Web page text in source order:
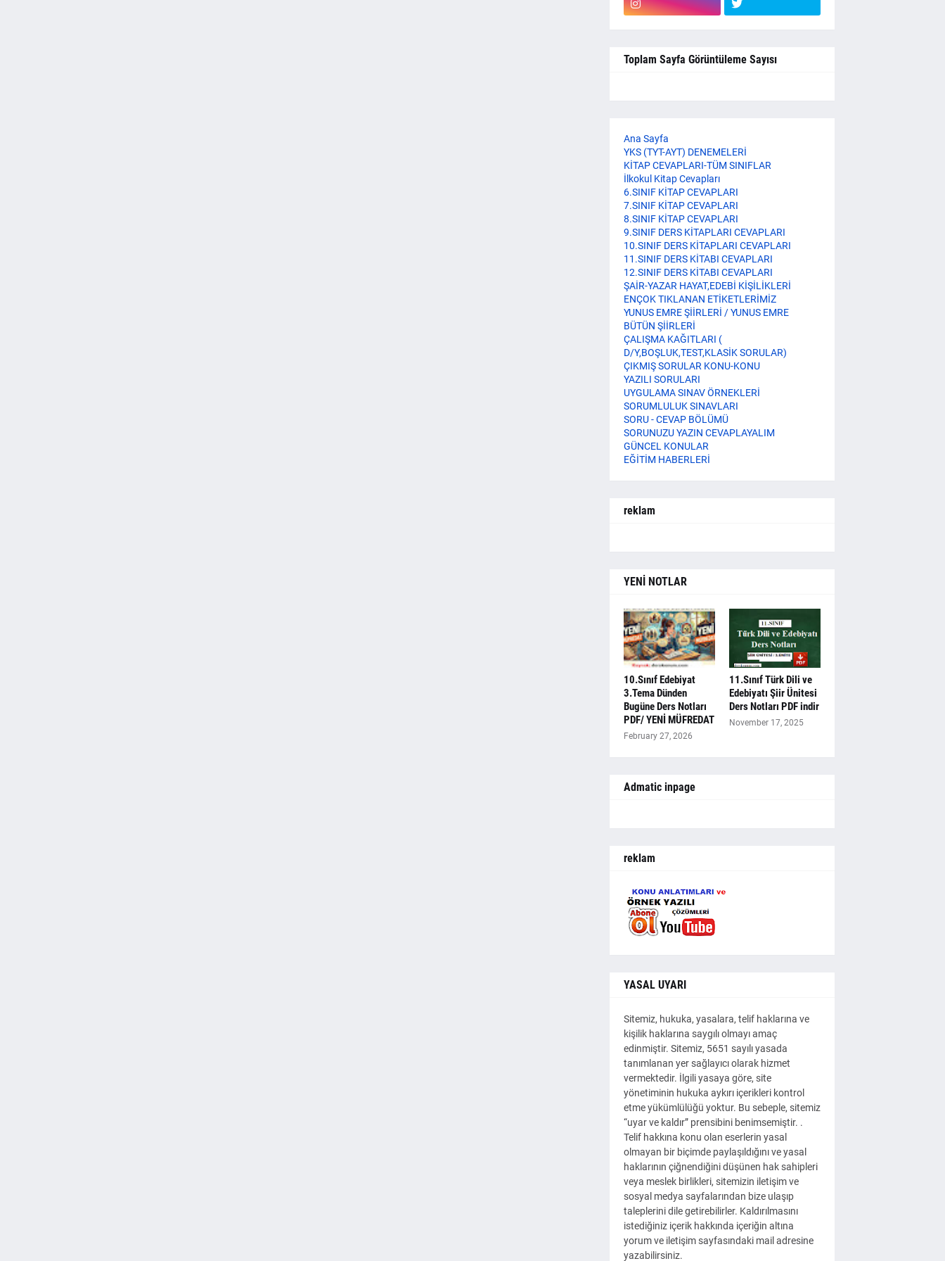
Toplam Sayfa Görüntüleme Sayısı
Ana Sayfa
YKS (TYT-AYT) DENEMELERİ
KİTAP CEVAPLARI-TÜM SINIFLAR
İlkokul Kitap Cevapları
6.SINIF KİTAP CEVAPLARI
7.SINIF KİTAP CEVAPLARI
8.SINIF KİTAP CEVAPLARI
9.SINIF DERS KİTAPLARI CEVAPLARI
10.SINIF DERS KİTAPLARI CEVAPLARI
11.SINIF DERS KİTABI CEVAPLARI
12.SINIF DERS KİTABI CEVAPLARI
ŞAİR-YAZAR HAYAT,EDEBİ KİŞİLİKLERİ
ENÇOK TIKLANAN ETİKETLERİMİZ
YUNUS EMRE ŞİİRLERİ / YUNUS EMRE
BÜTÜN ŞİİRLERİ
ÇALIŞMA KAĞITLARI (
D/Y,BOŞLUK,TEST,KLASİK SORULAR)
ÇIKMIŞ SORULAR KONU-KONU
YAZILI SORULARI
UYGULAMA SINAV ÖRNEKLERİ
SORUMLULUK SINAVLARI
SORU - CEVAP BÖLÜMÜ
SORUNUZU YAZIN CEVAPLAYALIM
GÜNCEL KONULAR
EĞİTİM HABERLERİ
reklam
YENİ NOTLAR
10.Sınıf Edebiyat
3.Tema Dünden
Bugüne Ders Notları
PDF/ YENİ MÜFREDAT
February 27, 2026
11.Sınıf Türk Dili ve
Edebiyatı Şiir Ünitesi
Ders Notları PDF indir
November 17, 2025
Admatic inpage
reklam
YASAL UYARI
Sitemiz, hukuka, yasalara, telif haklarına ve
kişilik haklarına saygılı olmayı amaç
edinmiştir. Sitemiz, 5651 sayılı yasada
tanımlanan yer sağlayıcı olarak hizmet
vermektedir. İlgili yasaya göre, site
yönetiminin hukuka aykırı içerikleri kontrol
etme yükümlülüğü yoktur. Bu sebeple, sitemiz
“uyar ve kaldır” prensibini benimsemiştir. .
Telif hakkına konu olan eserlerin yasal
olmayan bir biçimde paylaşıldığını ve yasal
haklarının çiğnendiğini düşünen hak sahipleri
veya meslek birlikleri, sitemizin iletişim ve
sosyal medya sayfalarından bize ulaşıp
taleplerini dile getirebilirler. Kaldırılmasını
istediğiniz içerik hakkında içeriğin altına
yorum ve iletişim sayfasındaki mail adresine
yazabilirsiniz.